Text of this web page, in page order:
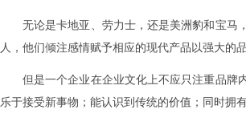
无论是卡地亚、劳力士，还是美洲豹和宝马
人，他们倾注感情赋予相应的现代产品以强大的
但是一个企业在企业文化上不应只注重品牌
乐于接受新事物；能认识到传统的价值；同时拥